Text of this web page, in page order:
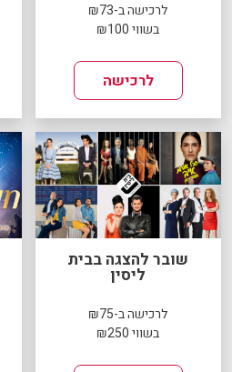
לרכישה ב-₪73
בשווי ₪100
לרכישה
שובר להצגה בבית
ליסין
לרכישה ב-₪75
בשווי ₪250